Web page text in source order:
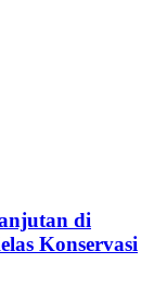
di
Konservasi